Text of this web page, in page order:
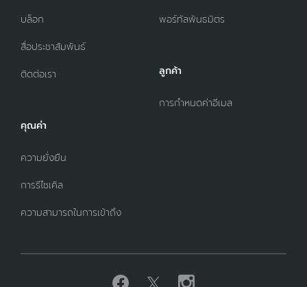
บล็อก
สื่อประชาสัมพันธ์
ติดต่อเรา
คุณค่า
ความยั่งยืน
การรีไซเคิล
ความสามารถในการเข้าถึง
พอร์ทัลพันธมิตร
ลูกค้า
การกำหนดค่าอีเมล